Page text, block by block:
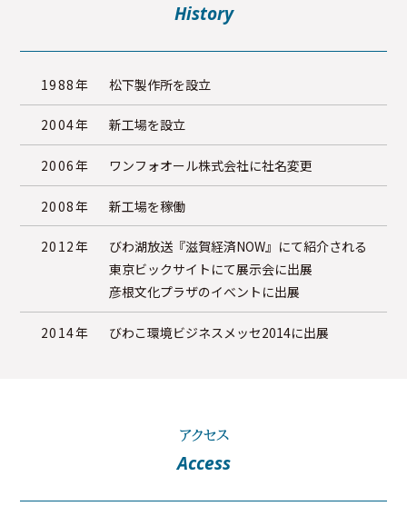
History
1988年 松下製作所を設立
2004年 新工場を設立
2006年 ワンフォオール株式会社に社名変更
2008年 新工場を稼働
2012年
びわ湖放送『滋賀経済NOW』にて紹介される
東京ビックサイトにて展示会に出展
彦根文化プラザのイべントに出展
2014年 びわこ環境ビジネスメッセ2014に出展
アクセス
Access